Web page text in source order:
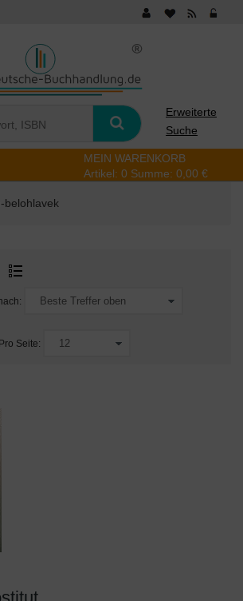
Erweiterte
Suche
MEIN WARENKORB
Artikel: 0 Summe: 0,00 €
belohlavek
Pro Seite: